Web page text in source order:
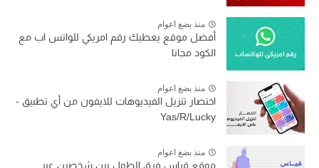
منذ بضع اعوام
أفضل موقع يعطيك رقم امريكي للواتس اب مع
الكود مجانا
منذ بضع اعوام
اختصار تنزيل الفيديوهات للايفون من أي تطبيق -
Yas/R/Lucky
منذ بضع اعوام
موقع قياس فرق الطول بين شخصين عبر